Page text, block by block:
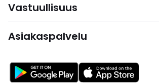
Vastuullisuus
Asiakaspalvelu